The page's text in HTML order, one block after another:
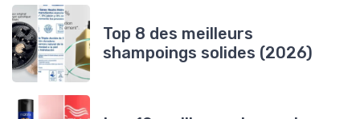
Top 8 des meilleurs
shampoings solides (2026)